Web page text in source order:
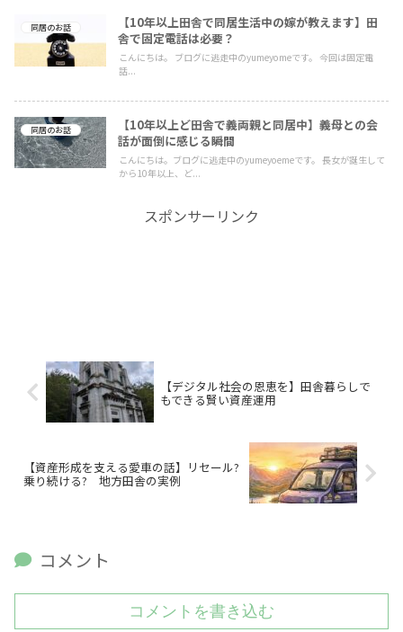
同居のお話
【10年以上田舎で同居生活中の嫁が教えます】田
舎で固定電話は必要？
こんにちは。 ブログに逃走中のyumeyomeです。 今回は固定電
話...
同居のお話
【10年以上ど田舎で義両親と同居中】義母との会
話が面倒に感じる瞬間
こんにちは。ブログに逃走中のyumeyoemeです。 長女が誕生して
から10年以上、ど...
スポンサーリンク
【デジタル社会の恩恵を】田舎暮らしで
もできる賢い資産運用
【資産形成を支える愛車の話】リセール?
乗り続ける? 地方田舎の実例
コメント
コメントを書き込む